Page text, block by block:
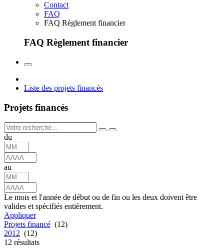
Contact
FAQ
FAQ Règlement financier
FAQ Règlement financier
Liste des projets financés
Projets financés
du
au
Le mois et l'année de début ou de fin ou les deux doivent être
valides et spécifiés entièrement.
Appliquer
Projets financé (12)
2012 (12)
12 résultats